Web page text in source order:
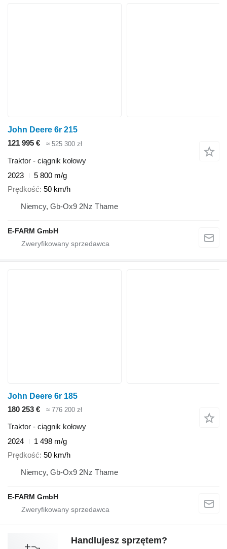
John Deere 6r 215
121 995 €
≈ 525 300 zł
Traktor - ciągnik kołowy
2023
5 800 m/g
Prędkość 50 km/h
Niemcy, Gb-Ox9 2Nz Thame
E-FARM GmbH
John Deere 6r 185
180 253 €
≈ 776 200 zł
Traktor - ciągnik kołowy
2024
1 498 m/g
Prędkość 50 km/h
Niemcy, Gb-Ox9 2Nz Thame
E-FARM GmbH
Handlujesz sprzętem?